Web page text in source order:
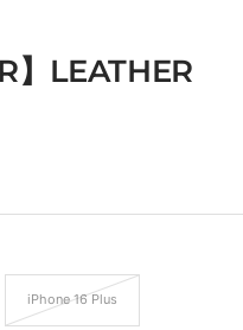
】LEATHER
iPhone 16 Plus